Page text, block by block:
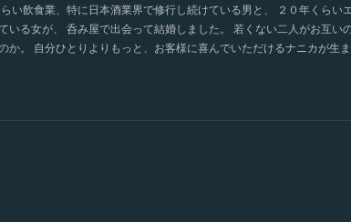
い飲食業、特に日本酒業界で修行し続けている男と、 ２０年くらい
いる女が、 呑み屋で出会って結婚しました。 若くない二人がお互い
か。 自分ひとりよりもっと、お客様に喜んでいただけるナニカが生